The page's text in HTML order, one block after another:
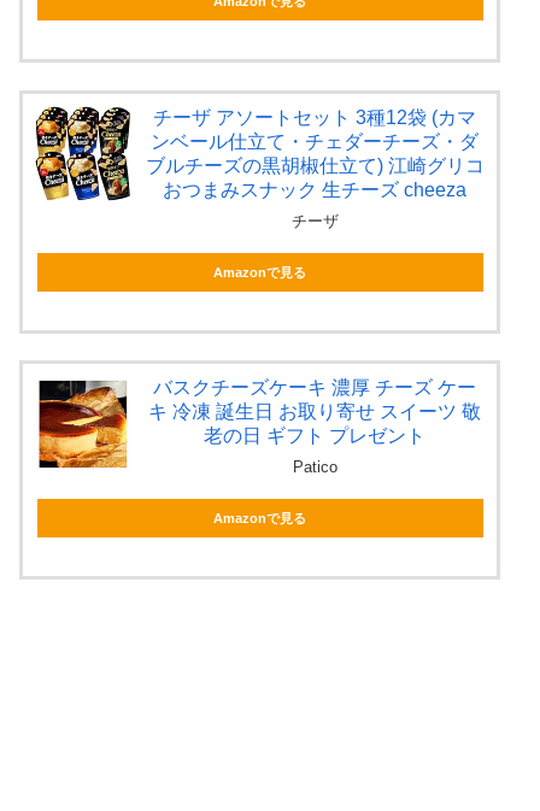
チーザ アソートセット 3種12袋 (カマ
ンベール仕立て・チェダーチーズ・ダ
ブルチーズの黒胡椒仕立て) 江崎グリコ
おつまみスナック 生チーズ cheeza
チーザ
Amazonで見る
バスクチーズケーキ 濃厚 チーズ ケー
キ 冷凍 誕生日 お取り寄せ スイーツ 敬
老の日 ギフト プレゼント
Patico
Amazonで見る